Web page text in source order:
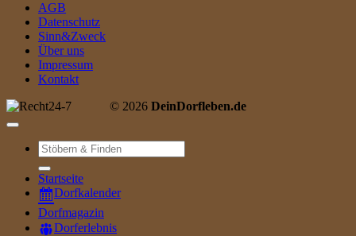
AGB
Datenschutz
Sinn&Zweck
Über uns
Impressum
Kontakt
© 2026 DeinDorfleben.de
Suche
nach:
Startseite
Dorfkalender
Dorfmagazin
Dorferlebnis